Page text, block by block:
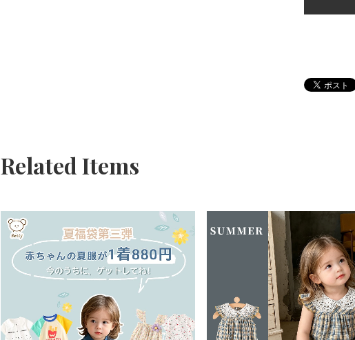
Related Items